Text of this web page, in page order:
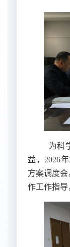
为科
益， 2026年
方案调 度会
作工作指导